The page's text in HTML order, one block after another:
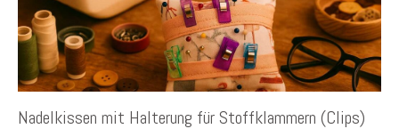
Nadelkissen mit Halterung für Stoffklammern (Clips)